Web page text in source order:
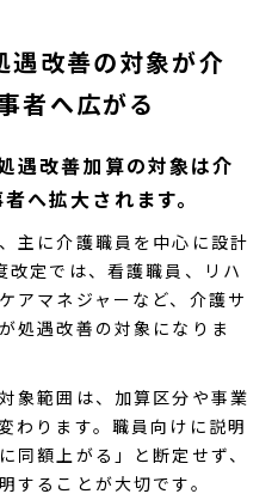
遇改善の対象が介
者へ広がる
遇改善加算の対象は介
へ拡大されます。
主に介護職員を中心に設計
改定では、看護職員、リハ
アマネジャーなど、介護サ
処遇改善の対象になりま
象範囲は、加算区分や事業
わります。職員向けに説明
同額上がる」と断定せず、
することが大切です。